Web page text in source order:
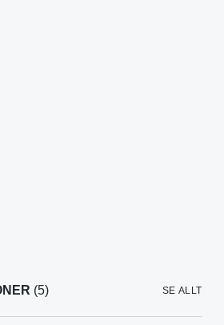
(5) SE ALLT